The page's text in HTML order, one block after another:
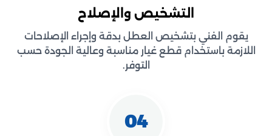
التشخيص والإصلاح
يقوم الفني بتشخيص العطل بدقة وإجراء الإصلاحات
اللازمة باستخدام قطع غيار مناسبة وعالية الجودة حسب
التوفر.
04